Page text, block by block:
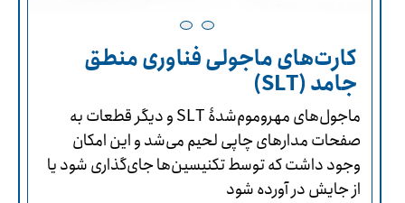
کارت‌های ماجولی فناوری منطق
جامد (SLT)
ماجول‌های مهروموم‌شدۀ SLT و دیگر قطعات به
صفحات مدارهای چاپی لحیم می‌شد و این امکان
وجود داشت که توسط تکنیسین‌ها جای‌گذاری شود یا
از جایش در آورده شود